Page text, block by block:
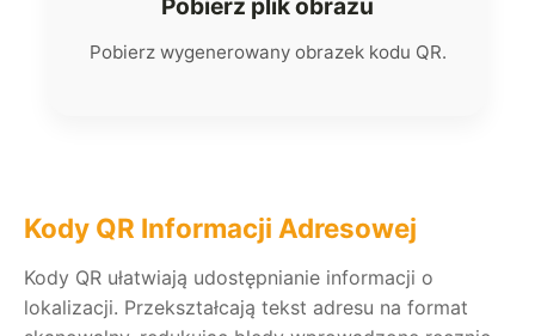
Pobierz plik obrazu
Pobierz wygenerowany obrazek kodu QR.
Kody QR Informacji Adresowej
Kody QR ułatwiają udostępnianie informacji o
lokalizacji. Przekształcają tekst adresu na format